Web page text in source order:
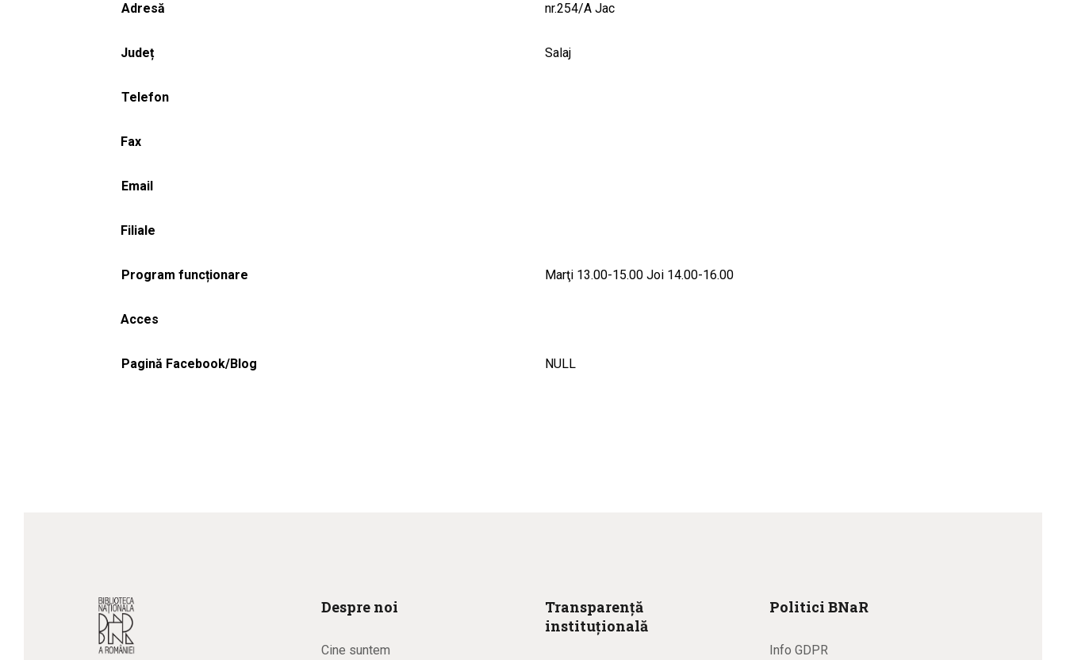
Adresă nr.254/A Jac
Județ Salaj
Telefon
Fax
Email
Filiale
Program funcționare Marţi 13.00-15.00 Joi 14.00-16.00
Acces
Pagină Facebook/Blog NULL
Despre noi
Cine suntem
Transparență
instituțională
Politici BNaR
Info GDPR